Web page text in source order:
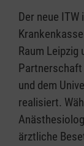
Der neue
Raum Leipzig
Partnerschaft
und dem
realisiert.
ärztliche